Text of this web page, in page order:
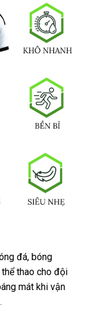
đá, bóng
thao cho đội
mát khi vận